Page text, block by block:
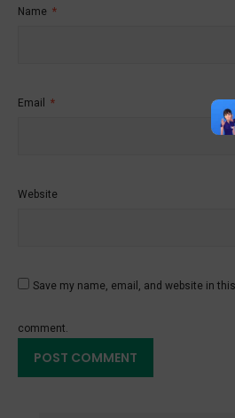
Name *
Email *
Website
Save my name, email, and website in
comment.